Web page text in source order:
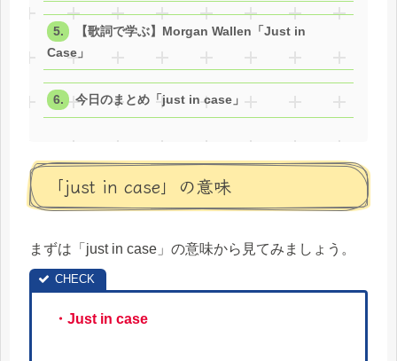
【歌詞で学ぶ】Morgan Wallen「Just in
Case」
今日のまとめ「just in case」
「just in case」の意味
まずは「just in case」の意味から見てみましょう。
・Just in case